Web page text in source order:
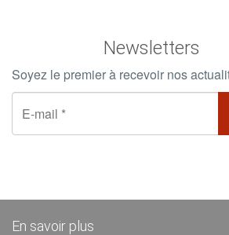
Newsletters
Soyez le premier à recevoir nos
En savoir plus